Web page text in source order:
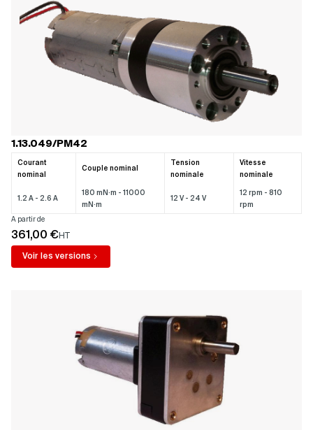
1.13.049/PM42
Courant
nominal
Couple nominal
Tension
nominale
Vitesse
nominale
1.2 A - 2.6 A
180 mN·m - 11000
mN·m
12 V - 24 V
12 rpm - 810
rpm
A partir de
361,00 €HT
Voir les versions